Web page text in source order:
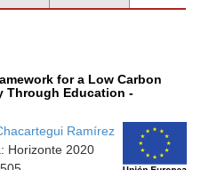
for a Low Carbon
Through Education -
Ramírez
Horizonte 2020